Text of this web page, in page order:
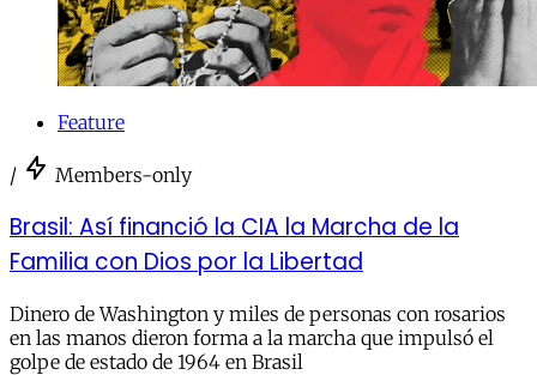
Feature
/ Members-only
Brasil: Así financió la CIA la Marcha de la
Familia con Dios por la Libertad
Dinero de Washington y miles de personas con rosarios
en las manos dieron forma a la marcha que impulsó el
golpe de estado de 1964 en Brasil